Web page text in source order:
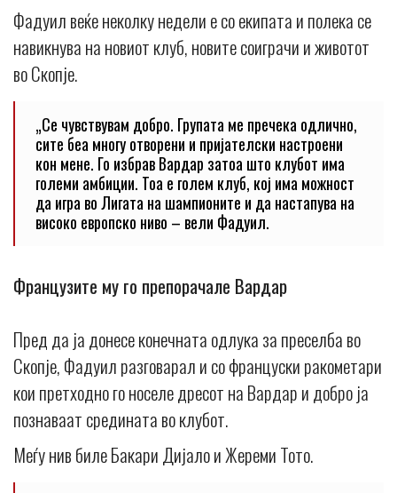
Фадуил веќе неколку недели е со екипата и полека се
навикнува на новиот клуб, новите соиграчи и животот
во Скопје.
„Се чувствувам добро. Групата ме пречека одлично,
сите беа многу отворени и пријателски настроени
кон мене. Го избрав Вардар затоа што клубот има
големи амбиции. Тоа е голем клуб, кој има можност
да игра во Лигата на шампионите и да настапува на
високо европско ниво – вели Фадуил.
Французите му го препорачале Вардар
Пред да ја донесе конечната одлука за преселба во
Скопје, Фадуил разговарал и со француски ракометари
кои претходно го носеле дресот на Вардар и добро ја
познаваат средината во клубот.
Меѓу нив биле Бакари Дијало и Жереми Тото.